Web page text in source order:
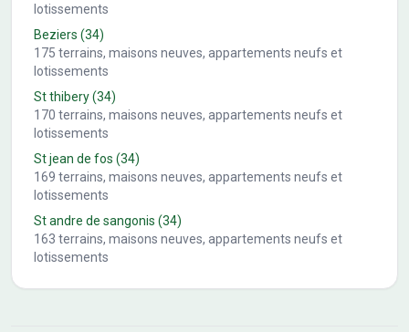
lotissements
Beziers (34)
175 terrains, maisons neuves, appartements neufs et
lotissements
St thibery(34)
170 terrains, maisons neuves, appartements neufs et
lotissements
St jean de fos (34)
169 terrains, maisons neuves, appartements neufs et
lotissements
St andre de sangonis (34)
163 terrains, maisons neuves, appartements neufs et
lotissements